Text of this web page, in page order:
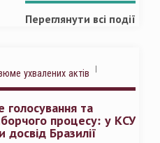
Переглянути всі події
ухвалених актів
голосування та
процесу: у КСУ
досвід Бразилії